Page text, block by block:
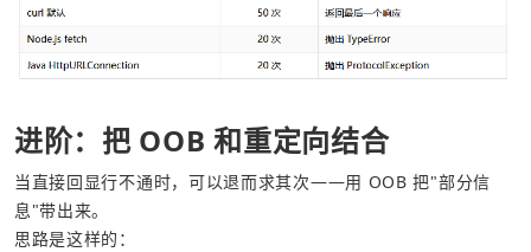
进阶：把 OOB 和重定向结合
当直接回显行不通时，可以退而求其次——用 OOB 把"部分信
息"带出来。
思路是这样的：